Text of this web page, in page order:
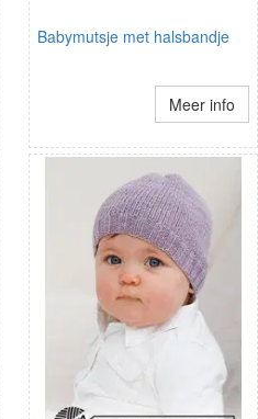
Babymutsje met halsbandje
Meer info